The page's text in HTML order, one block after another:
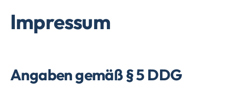
Impressum
Angaben gemäß § 5 DDG